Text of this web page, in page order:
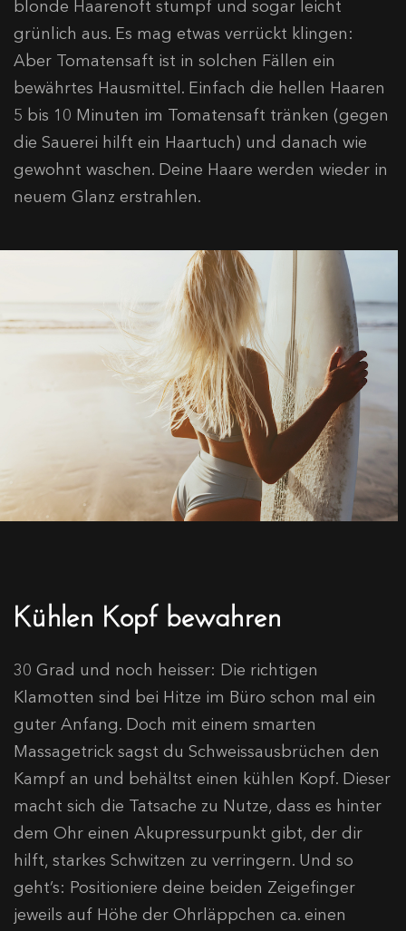
blonde Haarenoft stumpf und sogar leicht
grünlich aus. Es mag etwas verrückt klingen:
Aber Tomatensaft ist in solchen Fällen ein
bewährtes Hausmittel. Einfach die hellen Haaren
5 bis 10 Minuten im Tomatensaft tränken (gegen
die Sauerei hilft ein Haartuch) und danach wie
gewohnt waschen. Deine Haare werden wieder in
neuem Glanz erstrahlen.
Kühlen Kopf bewahren
30 Grad und noch heisser: Die richtigen
Klamotten sind bei Hitze im Büro schon mal ein
guter Anfang. Doch mit einem smarten
Massagetrick sagst du Schweissausbrüchen den
Kampf an und behältst einen kühlen Kopf. Dieser
macht sich die Tatsache zu Nutze, dass es hinter
dem Ohr einen Akupressurpunkt gibt, der dir
hilft, starkes Schwitzen zu verringern. Und so
geht’s: Positioniere deine beiden Zeigefinger
jeweils auf Höhe der Ohrläppchen ca. einen